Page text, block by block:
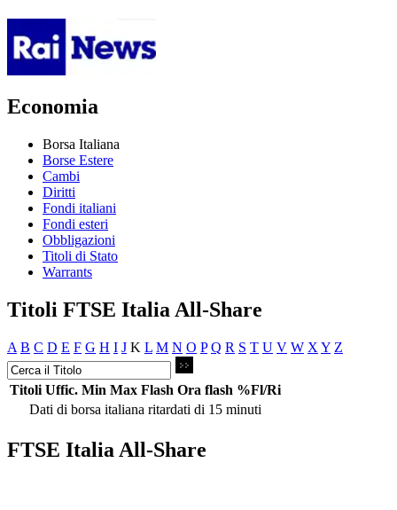
Economia
Borsa Italiana
Borse Estere
Cambi
Diritti
Fondi italiani
Fondi esteri
Obbligazioni
Titoli di Stato
Warrants
Titoli FTSE Italia All-Share
A B C D E F G H I J K L M N O P Q R S T U V W X Y Z
Titoli Uffic. Min Max Flash Ora flash %Fl/Ri
Dati di borsa italiana ritardati di 15 minuti
FTSE Italia All-Share